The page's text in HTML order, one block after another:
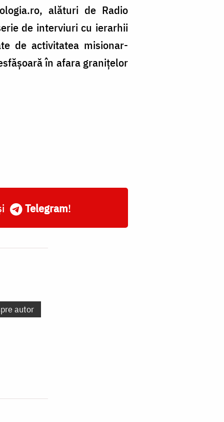
alături de Radio
de interviuri cu ierarhii
de activitatea misionar-
în afara granițelor
Telegram!
autor